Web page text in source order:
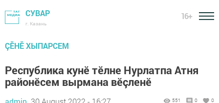
СУВАР
г. Казань
16+
ÇӖНӖ ХЫПАРСЕМ
Республика кунӗ тӗлне Нурлатпа Атня
районӗсем вырмана вӗçленӗ
551 0 0